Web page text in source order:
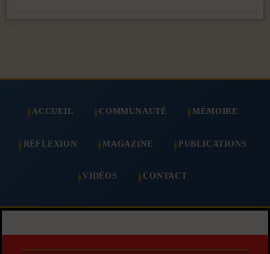
ACCUEIL COMMUNAUTÉ MÉMOIRE
RÉFLEXION MAGAZINE PUBLICATIONS
VIDÉOS CONTACT